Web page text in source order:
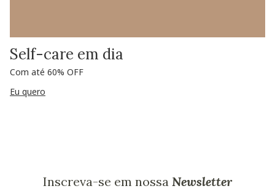
Self-care em dia
Com até 60% OFF
Eu quero
Inscreva-se em nossa Newsletter